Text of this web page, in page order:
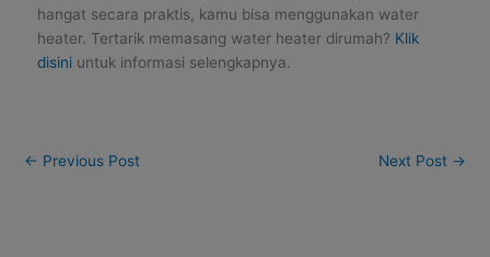
hangat secara praktis, kamu bisa menggunakan water
heater. Tertarik memasang water heater dirumah? Klik
disiniuntuk informasi selengkapnya.
← Previous Post Next Post →